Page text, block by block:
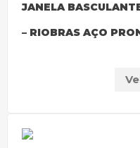
JANELA
– RIOBRAS AÇO